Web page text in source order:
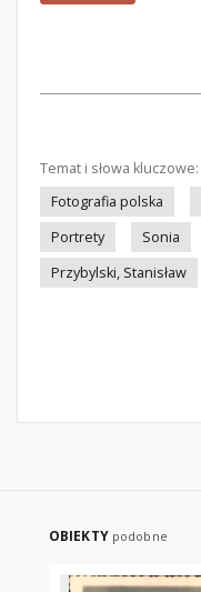
Temat i słowa kluczowe:
Fotografia polska
Portrety
Sonia
Przybylski, Stanisław
OBIEKTY podobne